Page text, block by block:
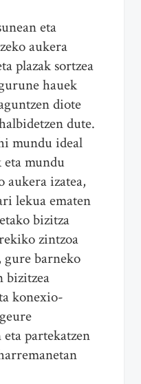
eta
aukera
plazak sortzea
hauek
diote
dute.
mundu ideal
eta mundu
aukera izatea,
lekua ematen
bizitza
zintzoa
barneko
bizitzea
konexio-
partekatzen